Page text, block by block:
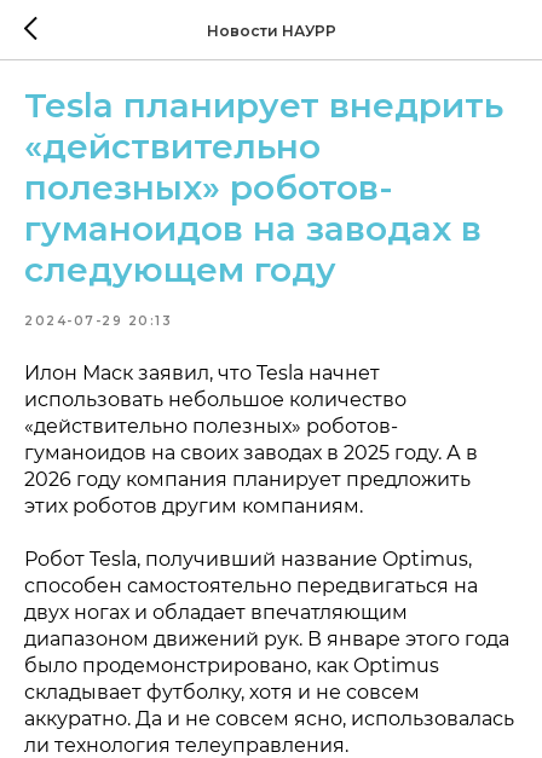
Новости НАУРР
Tesla планирует внедрить
«действительно
полезных» роботов-
гуманоидов на заводах в
следующем году
2024-07-29 20:13
Илон Маск заявил, что Tesla начнет
использовать небольшое количество
«действительно полезных» роботов-
гуманоидов на своих заводах в 2025 году. А в
2026 году компания планирует предложить
этих роботов другим компаниям.
Робот Tesla, получивший название Optimus,
способен самостоятельно передвигаться на
двух ногах и обладает впечатляющим
диапазоном движений рук. В январе этого года
было продемонстрировано, как Optimus
складывает футболку, хотя и не совсем
аккуратно. Да и не совсем ясно, использовалась
ли технология телеуправления.